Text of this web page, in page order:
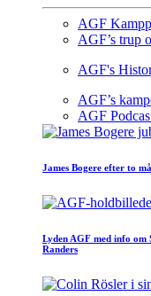
AGF
AGF’s trup
AGF's
AGF’s
AGF
James Bogere efter to
Lyden AGF med info
Randers